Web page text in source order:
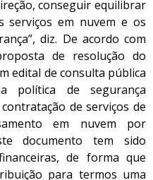
conseguir equilibrar
serviços em nuvem e os
diz. De acordo com
de resolução do
edital de consulta pública
política de segurança
de serviços de
em nuvem por
documento tem sido
de forma que
para termos uma